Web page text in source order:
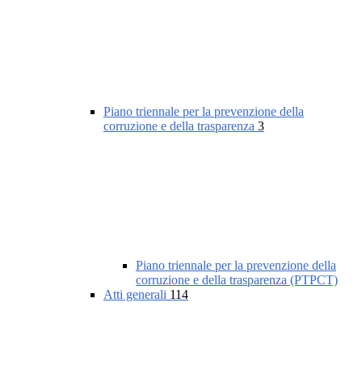
Piano triennale per la prevenzione della
corruzione e della trasparenza 3
Piano triennale per la prevenzione della
corruzione e della trasparenza (PTPCT)
Atti generali 114